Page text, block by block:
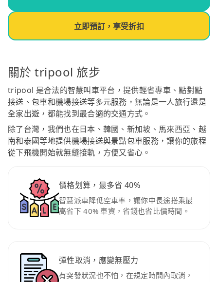
立即預訂，享受折扣
關於 tripool 旅步
tripool 是合法的智慧叫車平台，提供輕省專車、點對點
接送、包車和機場接送等多元服務，無論是一人旅行還是
全家出遊，都能找到最合適的交通方式。
除了台灣，我們也在日本、韓國、新加坡、馬來西亞、越
南和泰國等地提供機場接送與景點包車服務，讓你的旅程
從下飛機開始就無縫接軌，方便又省心。
價格划算，最多省 40%
智慧派車降低空車率，讓你中長途搭乘最
高省下 40% 車資，省錢也省比價時間。
彈性取消，應變無壓力
有突發狀況也不怕，在規定時間內取消，